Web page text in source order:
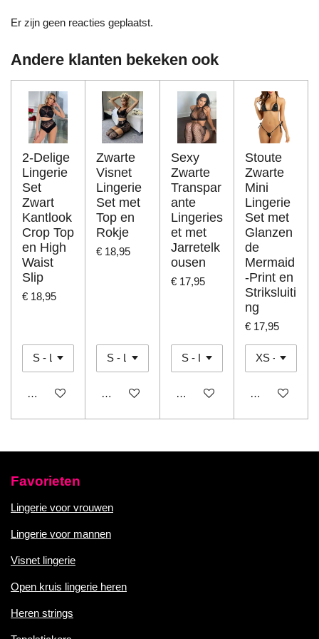
Er zijn geen reacties geplaatst.
Andere klanten bekeken ook
2-Delige
Lingerie
Set
Zwart
Kantlook
Crop Top
en High
Waist
Slip
€ 18,95
In winkelwagen
Zwarte
Visnet
Lingerie
Set met
Top en
Rokje
€ 18,95
In winkelwagen
Sexy
Zwarte
Transpar
ante
Lingeries
et met
Jarretelk
ousen
€ 17,95
In winkelwagen
Stoute
Zwarte
Mini
Lingerie
Set met
Glanzen
de
Mermaid
-Print en
Striksluiti
ng
€ 17,95
In
Favorieten
Lingerie voor vrouwen
Lingerie voor mannen
Visnet lingerie
Open kruis lingerie heren
Heren strings